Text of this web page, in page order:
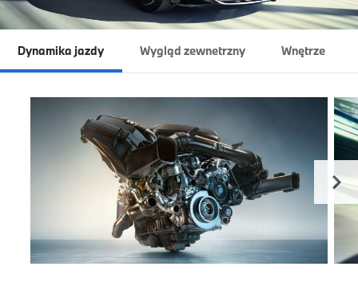
Dynamika jazdy Wygląd zewnetrzny Wnętrze